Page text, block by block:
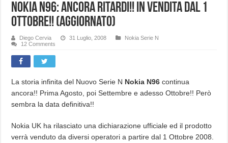
Nokia N96: ancora ritardi!! in vendita dal 1
Ottobre!! (Aggiornato)
Diego Cervia 31 Luglio, 2008
Nokia Serie N
12 Comments
La storia infinita del Nuovo Serie N Nokia N96 continua
ancora!! Prima Agosto, poi Settembre e adesso Ottobre!! Però
sembra la data definitiva!!
Nokia UK ha rilasciato una dichiarazione ufficiale ed il prodotto
verrà venduto da diversi operatori a partire dal 1 Ottobre 2008.